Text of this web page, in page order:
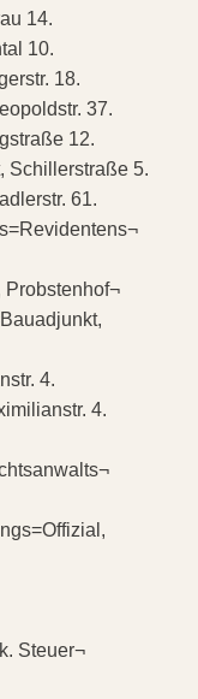
14.
10.
18.
37.
12.
Schillerstraße 5.
61.
Probstenhof¬
4.
4.
Steuer¬